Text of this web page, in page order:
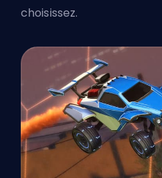
choisissez.